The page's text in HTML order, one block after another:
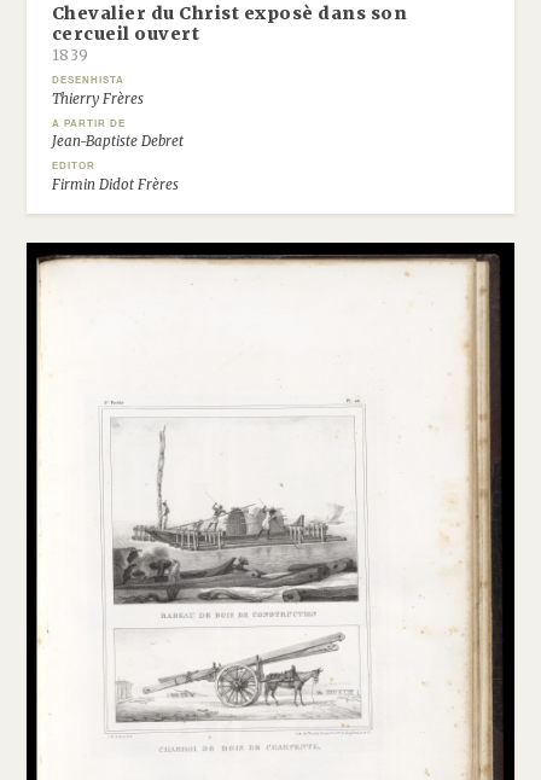
Chevalier du Christ exposè dans son
cercueil ouvert
1839
DESENHISTA
Thierry Frères
A PARTIR DE
Jean-Baptiste Debret
EDITOR
Firmin Didot Frères